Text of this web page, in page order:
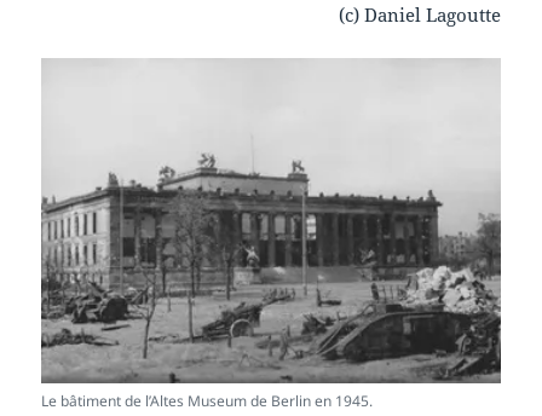
(c) Daniel Lagoutte
Le bâtiment de l’Altes Museum de Berlin en 1945.